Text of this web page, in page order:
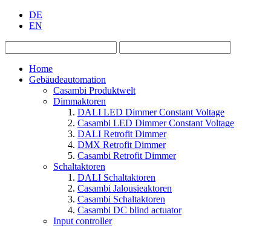
DE
EN
Home
Gebäudeautomation
Casambi Produktwelt
Dimmaktoren
DALI LED Dimmer Constant Voltage
Casambi LED Dimmer Constant Voltage
DALI Retrofit Dimmer
DMX Retrofit Dimmer
Casambi Retrofit Dimmer
Schaltaktoren
DALI Schaltaktoren
Casambi Jalousieaktoren
Casambi Schaltaktoren
Casambi DC blind actuator
Input controller